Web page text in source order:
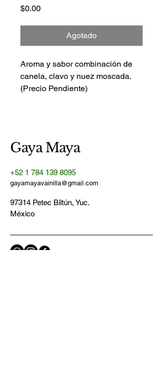
$0.00Precio
Agotado
Aroma y sabor combinación de
canela, clavo y nuez moscada.
(Precio Pendiente)
Gaya Maya
+52 1 784 139 8095
gayamayavainilla@gmail.com
97314 Petec Biltún, Yuc.
México